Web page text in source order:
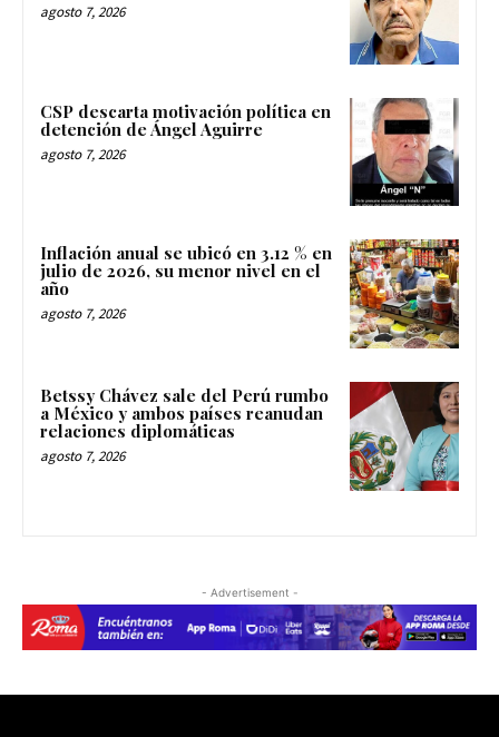
agosto 7, 2026
CSP descarta motivación política en
detención de Ángel Aguirre
agosto 7, 2026
Inflación anual se ubicó en 3.12 % en
julio de 2026, su menor nivel en el
año
agosto 7, 2026
Betssy Chávez sale del Perú rumbo
a México y ambos países reanudan
relaciones diplomáticas
agosto 7, 2026
- Advertisement -